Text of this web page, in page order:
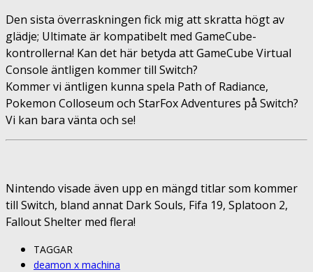
Den sista överraskningen fick mig att skratta högt av
glädje; Ultimate är kompatibelt med GameCube-
kontrollerna! Kan det här betyda att GameCube Virtual
Console äntligen kommer till Switch?
Kommer vi äntligen kunna spela Path of Radiance,
Pokemon Colloseum och StarFox Adventures på Switch?
Vi kan bara vänta och se!
Nintendo visade även upp en mängd titlar som kommer
till Switch, bland annat Dark Souls, Fifa 19, Splatoon 2,
Fallout Shelter med flera!
TAGGAR
deamon x machina